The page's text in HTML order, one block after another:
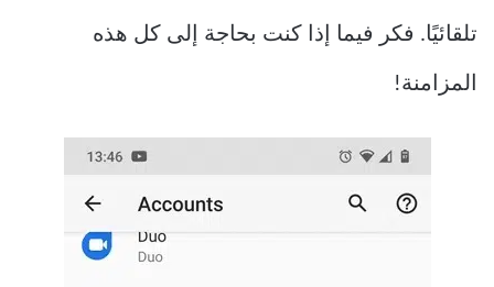
تلقائيًا. فكر فيما إذا كنت بحاجة إلى كل هذه
المزامنة!